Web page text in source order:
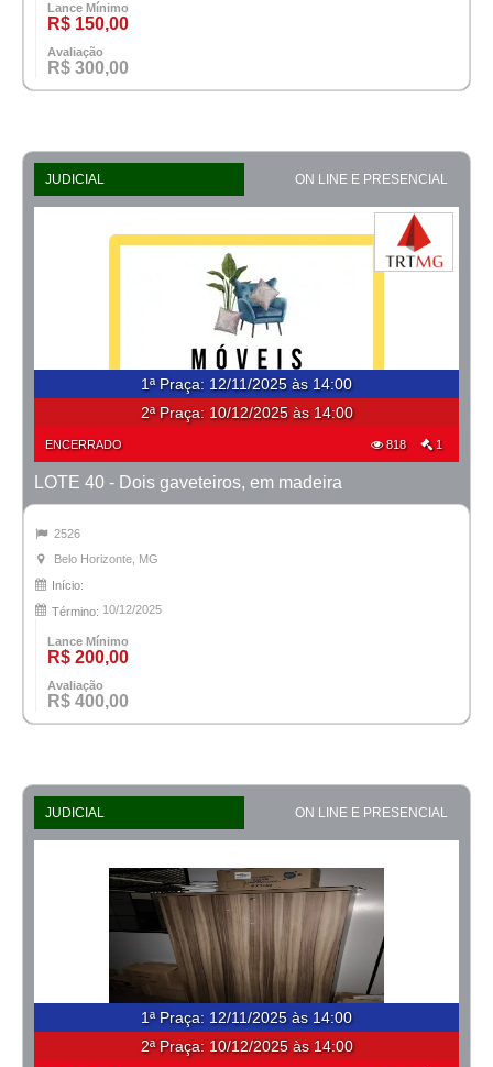
Lance Mínimo
R$ 150,00
Avaliação
R$ 300,00
JUDICIAL ON LINE E PRESENCIAL
1ª Praça: 12/11/2025 às 14:00
2ª Praça: 10/12/2025 às 14:00
ENCERRADO 818 1
LOTE 40 - Dois gaveteiros, em madeira
2526
Belo Horizonte, MG
Início:
Término: 10/12/2025
Lance Mínimo
R$ 200,00
Avaliação
R$ 400,00
JUDICIAL ON LINE E PRESENCIAL
1ª Praça: 12/11/2025 às 14:00
2ª Praça: 10/12/2025 às 14:00